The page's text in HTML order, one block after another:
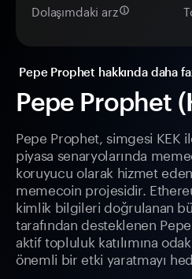
Pepe Prophet
Pepe Prophet, simgesi KEK
piyasa senaryolarında
koruyucu olarak hizmet
memecoin projesidir.
kimlik bilgileri doğrulanan
tarafından desteklenen
aktif topluluk katılımına
önemli bir etki yaratmayı
Dolaşımdaki arz
Pepe Prophet hakkında daha